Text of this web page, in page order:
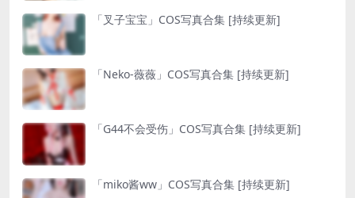
「叉子宝宝」COS写真合集 [持续更新]
「Neko-薇薇」COS写真合集 [持续更新]
「G44不会受伤」COS写真合集 [持续更新]
「miko酱ww」COS写真合集 [持续更新]